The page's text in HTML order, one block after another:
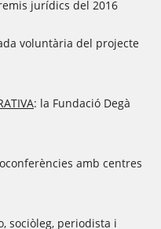
jurídics del 2016
voluntària del projecte
: la Fundació Degà
amb centres
sociòleg, periodista i